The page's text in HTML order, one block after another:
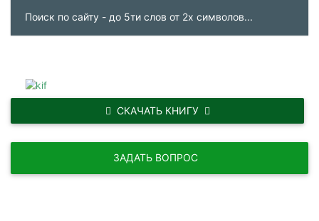
СКАЧАТЬ КНИГУ
ЗАДАТЬ ВОПРОС